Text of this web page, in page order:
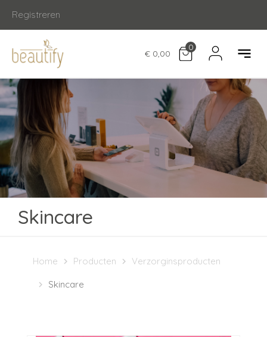
Registreren
0
€ 0,00
Skincare
Home Producten Verzorginsproducten
Skincare